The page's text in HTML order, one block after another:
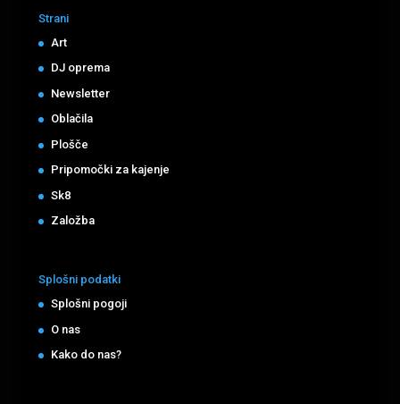
Strani
Art
DJ oprema
Newsletter
Oblačila
Plošče
Pripomočki za kajenje
Sk8
Založba
Splošni podatki
Splošni pogoji
O nas
Kako do nas?